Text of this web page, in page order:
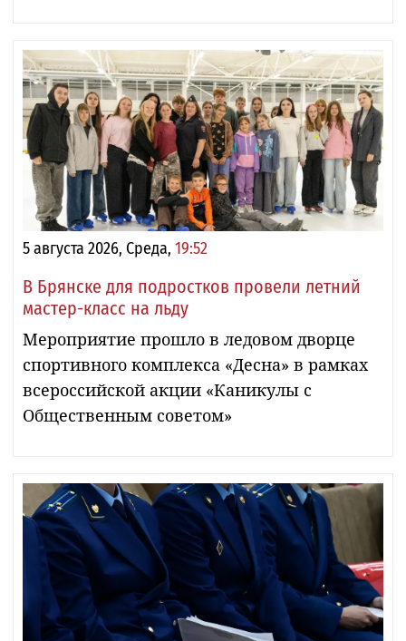
5 августа 2026, Среда, 19:52
В Брянске для подростков провели летний
мастер-класс на льду
Мероприятие прошло в ледовом дворце
спортивного комплекса «Десна» в рамках
всероссийской акции «Каникулы с
Общественным советом»